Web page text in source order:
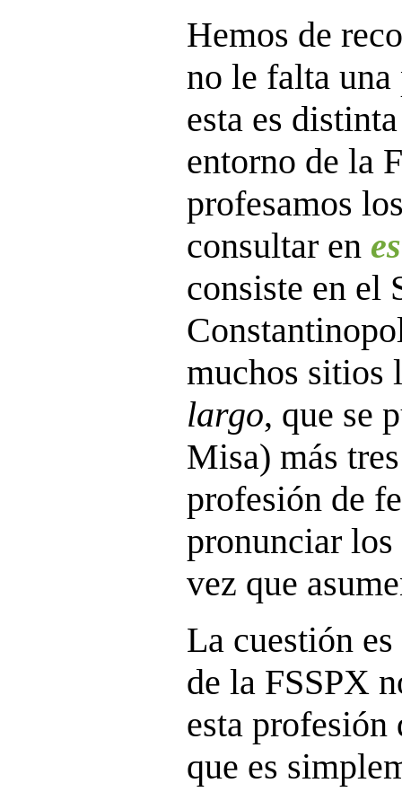
Hemos de
no le falta
esta es
entorno de la
profesamos
consultar en
consiste en el
muchos sitios
largo, que se
Misa) más
profesión de
pronunciar
vez que
La cuestión
de la FSSPX
esta profesión
que es